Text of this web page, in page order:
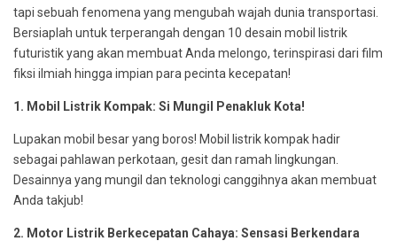
tapi sebuah fenomena yang mengubah wajah dunia transportasi.
Bersiaplah untuk terperangah dengan 10 desain mobil listrik
futuristik yang akan membuat Anda melongo, terinspirasi dari film
fiksi ilmiah hingga impian para pecinta kecepatan!
1. Mobil Listrik Kompak: Si Mungil Penakluk Kota!
Lupakan mobil besar yang boros! Mobil listrik kompak hadir
sebagai pahlawan perkotaan, gesit dan ramah lingkungan.
Desainnya yang mungil dan teknologi canggihnya akan membuat
Anda takjub!
2. Motor Listrik Berkecepatan Cahaya: Sensasi Berkendara